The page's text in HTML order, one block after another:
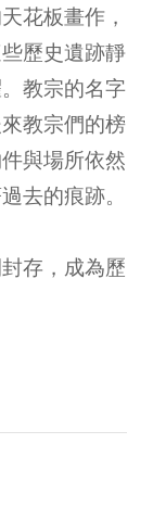
花板畫作，
歷史遺跡靜
教宗的名字
教宗們的榜
與場所依然
去的痕跡。
存，成為歷